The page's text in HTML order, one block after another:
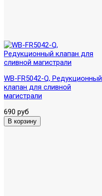
WB-FR5042-Q, Редукционный
клапан для сливной
магистрали
690 руб